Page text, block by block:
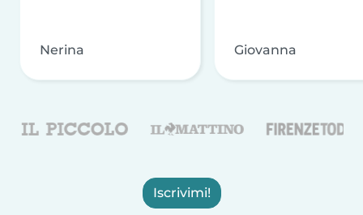
Nerina Giovanna
Iscrivimi!